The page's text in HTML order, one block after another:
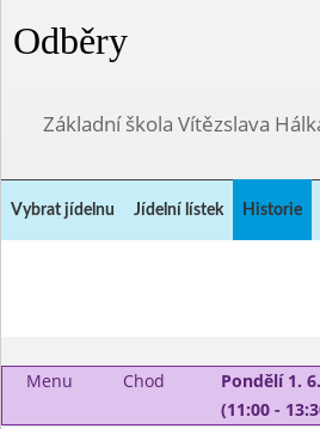
Odběry
Základní škola Vítězslava
Vybrat jídelnu Jídelní lístek Historie
Menu Chod
Pondělí 1.
(11:00 -